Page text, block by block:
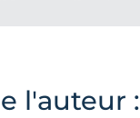
l'auteur :